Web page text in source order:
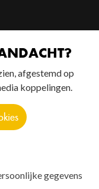
afgestemd op
koppelingen.
gegevens